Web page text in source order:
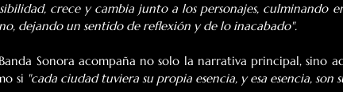
crece y cambia junto a los personajes,
dejando un sentido de reflexión y de lo inacabado".
Sonora acompaña no solo la narrativa principal, sino
si "cada ciudad tuviera su propia esencia, y esa esencia, son